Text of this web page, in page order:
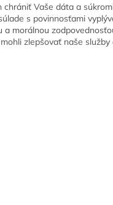
Vaše dáta a
s povinnosťami
morálnou
zlepšovať naše služby